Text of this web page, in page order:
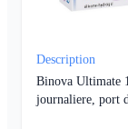
Description
Binova Ultimate
journaliere, port